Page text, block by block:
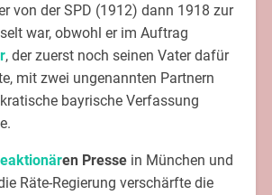
von der SPD (1912) dann 1918 zur
war, obwohl er im Auftrag
, der zuerst noch seinen Vater dafür
mit zwei ungenannten Partnern
bayrische Verfassung
en Pressein München und
Räte-Regierung verschärfte die